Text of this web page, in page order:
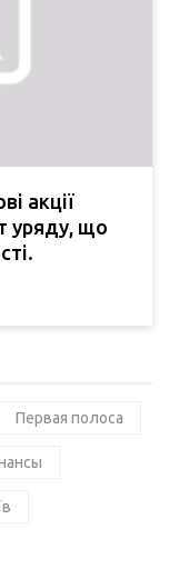
акції
уряду, що
Первая полоса